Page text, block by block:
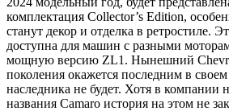
комплектация Collector’s Edition,
станут декор и отделка в ретростиле.
доступна для машин с разными
мощную версию ZL1. Нынешний
поколения окажется последним в
наследника не будет. Хотя в компании
названия Camaro история на этом не